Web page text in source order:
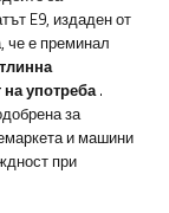
E9, издаден от
че е преминал
употреба.
за
и машини
при